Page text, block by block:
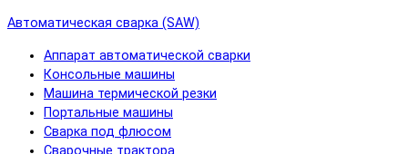
Автоматическая сварка (SAW)
Аппарат автоматической сварки
Консольные машины
Машина термической резки
Портальные машины
Сварка под флюсом
Сварочные трактора